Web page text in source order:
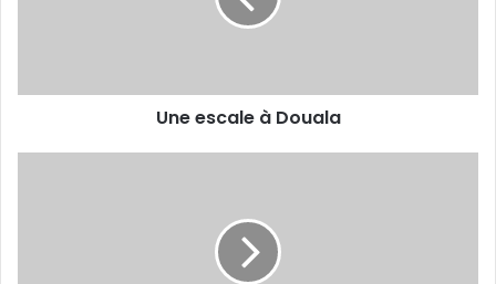
Une escale à Douala